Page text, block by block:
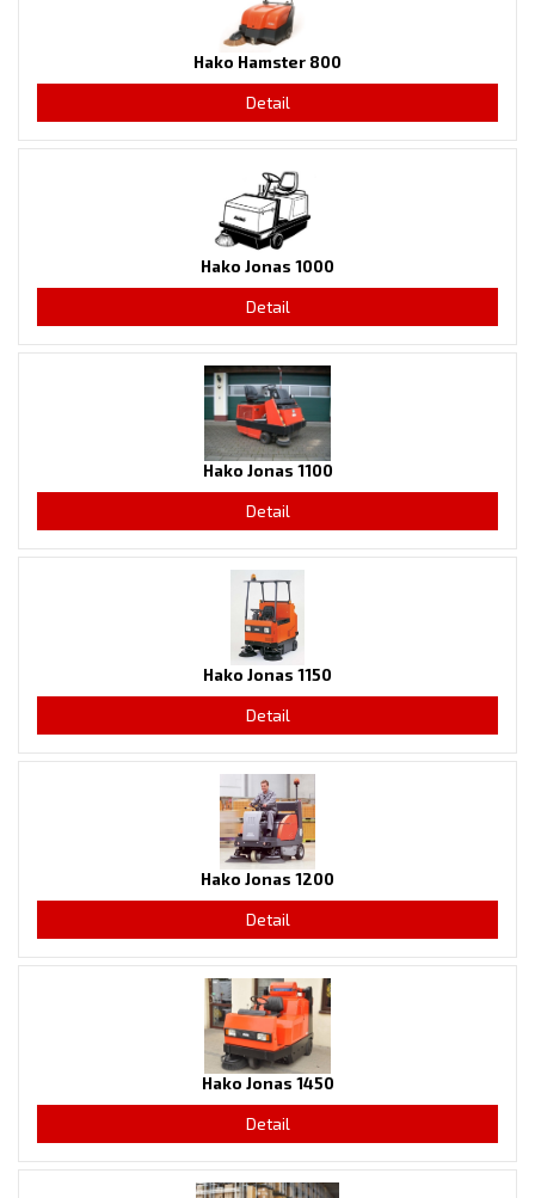
Hako Hamster 800
Detail
Hako Jonas 1000
Detail
Hako Jonas 1100
Detail
Hako Jonas 1150
Detail
Hako Jonas 1200
Detail
Hako Jonas 1450
Detail